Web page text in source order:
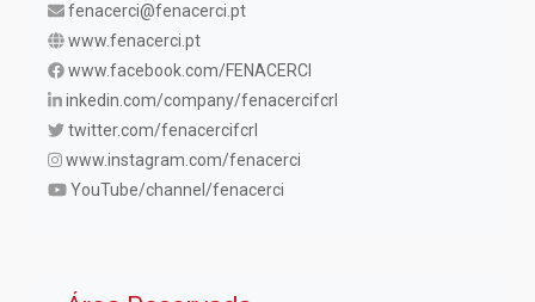
fenacerci@fenacerci.pt
www.fenacerci.pt
www.facebook.com/FENACERCI
inkedin.com/company/fenacercifcrl
twitter.com/fenacercifcrl
www.instagram.com/fenacerci
YouTube/channel/fenacerci